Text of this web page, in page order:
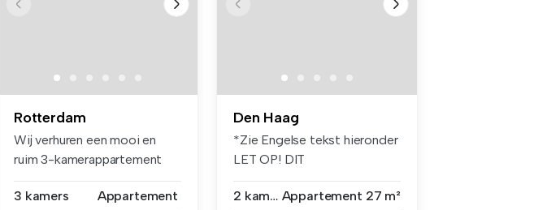
Rotterdam
Wij verhuren een mooi en
ruim 3-kamerappartement
3 kamers
Appartement
Den Haag
*Zie Engelse tekst hieronder
LET OP! DIT
2 kamers Appartement 27 m²